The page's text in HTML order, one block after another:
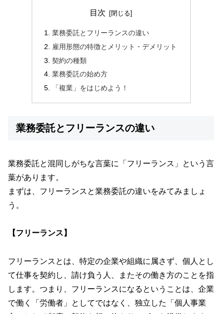
目次
業務委託とフリーランスの違い
雇用形態の特徴とメリット・デメリット
契約の種類
業務委託の始め方
「複業」をはじめよう！
業務委託とフリーランスの違い
業務委託と混同しがちな言葉に「フリーランス」という言
葉があります。
まずは、フリーランスと業務委託の違いをみてみましょ
う。
【フリーランス】
フリーランスとは、特定の企業や組織に属さず、個人とし
て仕事を契約し、請け負う人、またその働き方のことを指
します。つまり、フリーランスになるということは、企業
で働く「労働者」としてではなく、独立した「個人事業